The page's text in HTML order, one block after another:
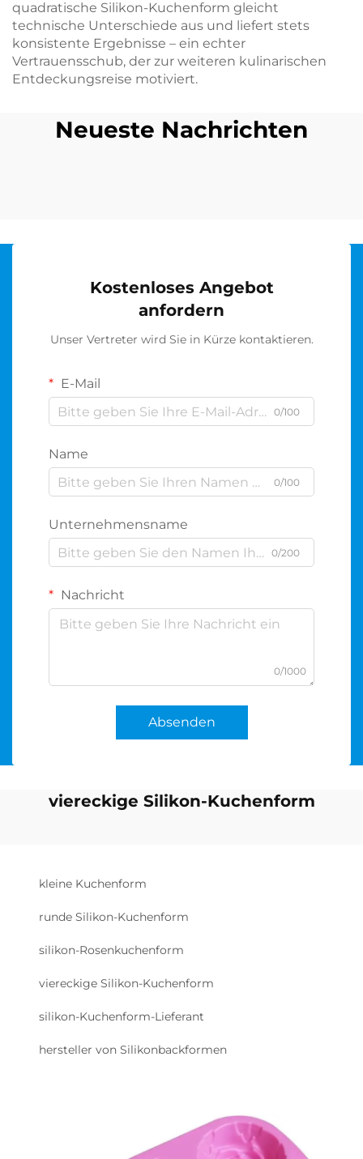
quadratische Silikon-Kuchenform gleicht
technische Unterschiede aus und liefert stets
konsistente Ergebnisse – ein echter
Vertrauensschub, der zur weiteren kulinarischen
Entdeckungsreise motiviert.
Neueste Nachrichten
Kostenloses Angebot
anfordern
Unser Vertreter wird Sie in Kürze kontaktieren.
E-Mail
0/100
Name
0/100
Unternehmensname
0/200
Nachricht
0/1000
Absenden
viereckige Silikon-Kuchenform
kleine Kuchenform
runde Silikon-Kuchenform
silikon-Rosenkuchenform
viereckige Silikon-Kuchenform
silikon-Kuchenform-Lieferant
hersteller von Silikonbackformen